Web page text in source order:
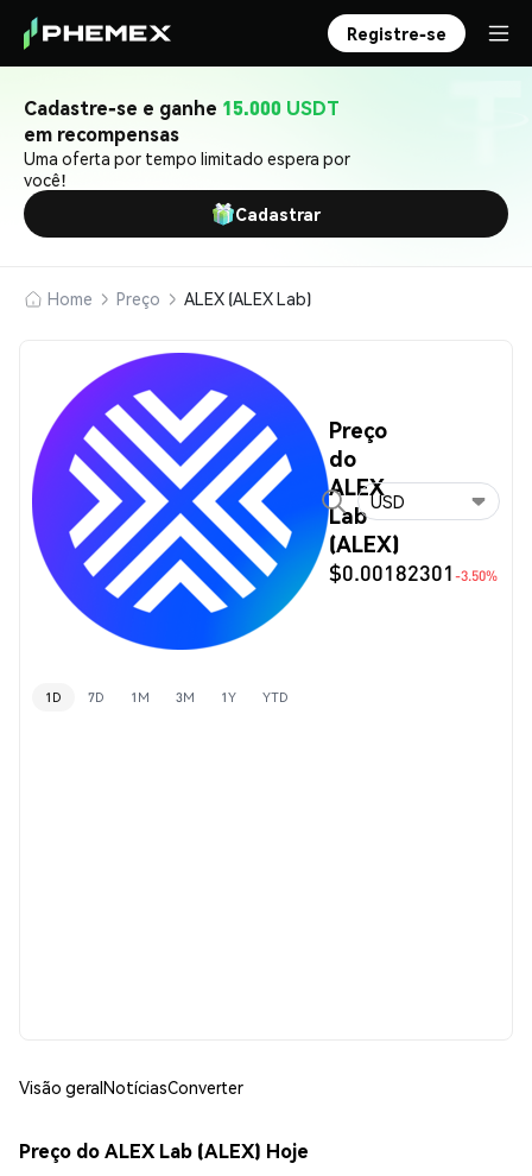
Registre-se
Cadastre-se e ganhe 15.000 USDT
em recompensas
Uma oferta por tempo limitado espera por
você!
Cadastrar
Home Preço ALEX (ALEX Lab)
Preço
do
ALEX
Lab
(ALEX)
$0.00182301 -3.50%
USD
1D 7D 1M 3M 1Y YTD
Visão geralNotíciasConverter
Preço do ALEX Lab (ALEX) Hoje